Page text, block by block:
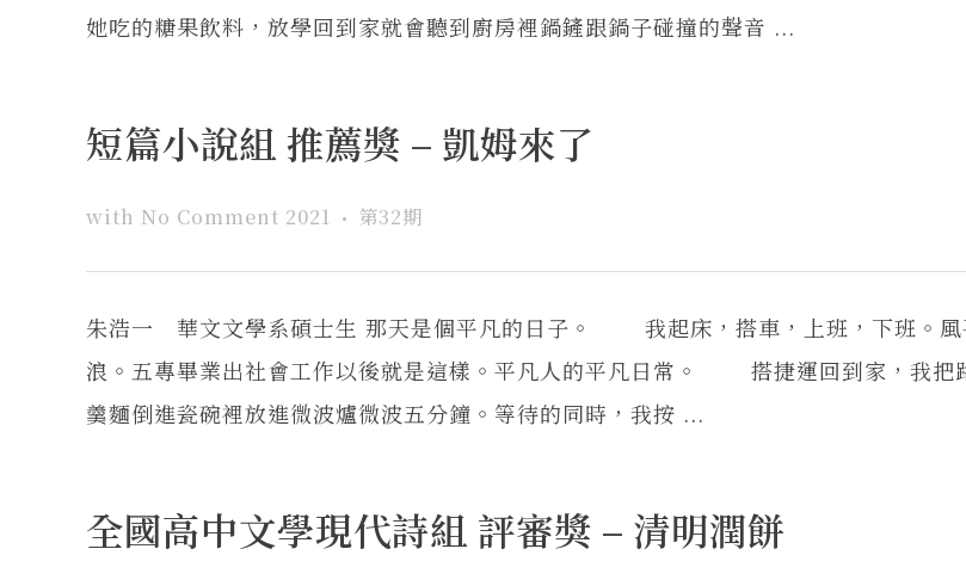
她吃的糖果飲料，放學回到家就會聽到廚房裡鍋鏟跟鍋子碰撞的聲音 ...
短篇小說組 推薦獎 – 凱姆來了
with No Comment 2021 第32期
朱浩一 華文文學系碩士生 那天是個平凡的日子。 我起床，搭車，上班，下班。風
浪。五專畢業出社會工作以後就是這樣。平凡人的平凡日常。 搭捷運回到家，我把
羹麵倒進瓷碗裡放進微波爐微波五分鐘。等待的同時，我按 ...
全國高中文學現代詩組 評審獎 – 清明潤餅